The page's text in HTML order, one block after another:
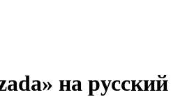
на русский